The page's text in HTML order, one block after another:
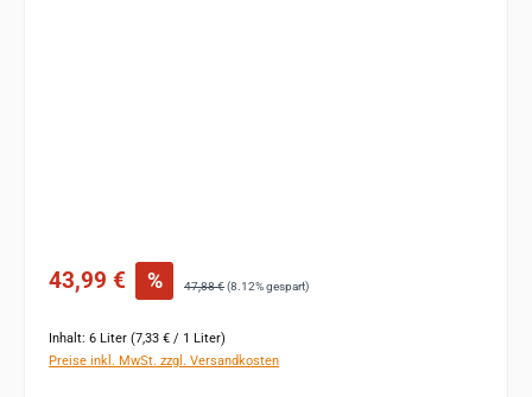
Verkaufspreis:
43,99 € % Regulärer Preis:
47,88 €(8.12% gespart)
Inhalt: 6 Liter (7,33 € / 1 Liter)
Preise inkl. MwSt. zzgl. Versandkosten